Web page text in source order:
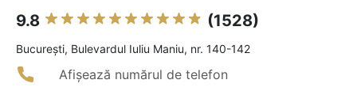
9.8 (1528)
Bucureşti, Bulevardul Iuliu Maniu, nr. 140-142
Afișează numărul de telefon